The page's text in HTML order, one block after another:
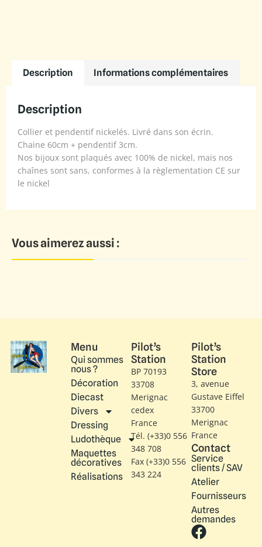
Description Informations complémentaires
Description
Collier et pendentif nickelés. Livré dans son écrin.
Chaine 60cm + pendentif 3cm.
Nos bijoux sont plaqués avec 100% de nickel, mais nos
chaînes sont sans, conformes à la règlementation CE sur
le nickel
Vous aimerez aussi :
Menu
Qui sommes
nous ?
Décoration
Diecast
Divers
Dressing
Ludothèque
Maquettes
décoratives
Réalisations
Pilot’s
Station
BP 70193
33708
Merignac
cedex
France
Tél. (+33)0 556
348 708
Fax (+33)0 556
343 224
Pilot’s
Station
Store
3, avenue
Gustave Eiffel​
33700
Merignac
France
Contact
Service
clients / SAV
Atelier
Fournisseurs
Autres
demandes